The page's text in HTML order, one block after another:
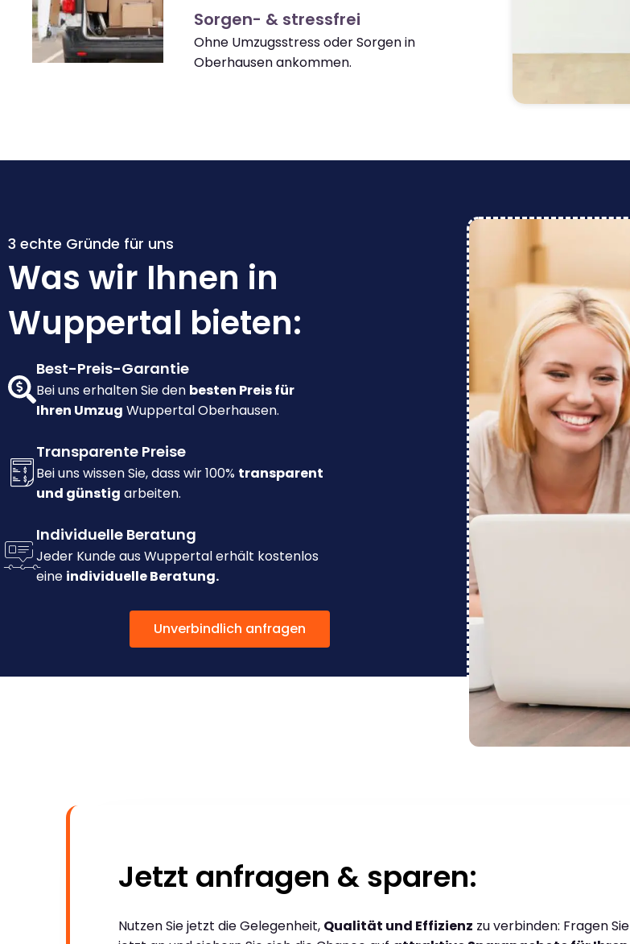
Sorgen- & stressfrei
Ohne Umzugsstress oder Sorgen in
Oberhausen ankommen.
3 echte Gründe für uns
Was wir Ihnen in
Wuppertal bieten:
Best-Preis-Garantie
Bei uns erhalten Sie den besten Preis für
Ihren Umzug Wuppertal Oberhausen.
Transparente Preise
Bei uns wissen Sie, dass wir 100% transparent
und günstig arbeiten.
Individuelle Beratung
Jeder Kunde aus Wuppertal erhält kostenlos
eine individuelle Beratung.
Unverbindlich anfragen
Jetzt anfragen & sparen:
Nutzen Sie jetzt die Gelegenheit, Qualität und Effizienz zu verbinden: Fragen Sie